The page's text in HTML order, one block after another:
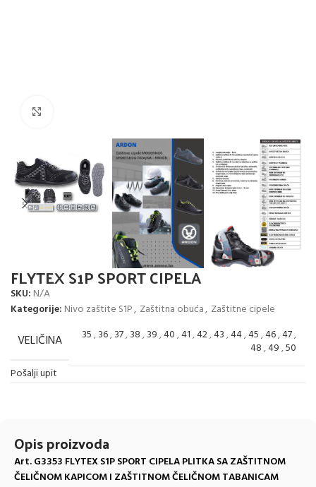
FLYTEX S1P SPORT CIPELA
SKU: N/A
Kategorije: Nivo zaštite S1P, Zaštitna obuća, Zaštitne cipele
VELIČINA 35,36,37,38,39,40,41,42,43,44,45,46,47,
48,49,50
Pošalji upit
Opis proizvoda
Art. G3353 FLYTEX S1P SPORT CIPELA PLITKA SA ZAŠTITNOM
ČELIČNOM KAPICOM I ZAŠTITNOM ČELIČNOM TABANICAM